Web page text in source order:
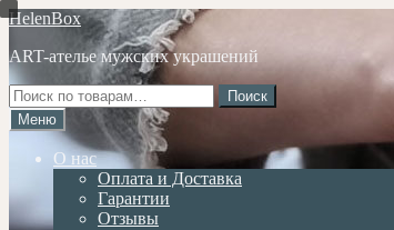
Перейти
навигации
Перейти
содержимому
HelenBox
ART-ателье мужских украшений
Искать:
Поиск
Меню
О нас
Оплата и Доставка
Гарантии
Отзывы